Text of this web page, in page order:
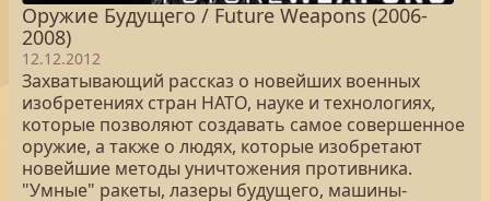
Оружие Будущего / Future Weapons (2006-
2008)
12.12.2012
Захватывающий рассказ о новейших военных
изобретениях стран НАТО, науке и технологиях,
которые позволяют создавать самое совершенное
оружие, а также о людях, которые изобретают
новейшие методы уничтожения противника.
"Умные" ракеты, лазеры будущего, машины-